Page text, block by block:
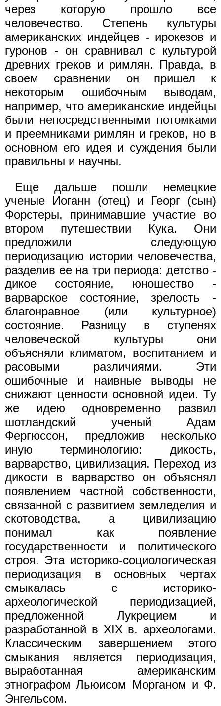
через которую прошло все
человечество. Степень культуры
американских индейцев - ирокезов и
гуронов - он сравнивал с культурой
древних греков и римлян. Правда, в
своем сравнении он пришел к
некоторым ошибочным выводам,
например, что американские индейцы
были непосредственными потомками
и преемниками римлян и греков, но в
основном его идея и суждения были
правильны и научны.
Еще дальше пошли немецкие
ученые Иоганн (отец) и Георг (сын)
Форстеры, принимавшие участие во
втором путешествии Кука. Они
предложили следующую
периодизацию истории человечества,
разделив ее на три периода: детство -
дикое состояние, юношество -
варварское состояние, зрелость -
благонравное (или культурное)
состояние. Разницу в ступенях
человеческой культуры они
объясняли климатом, воспитанием и
расовыми различиями. Эти
ошибочные и наивные выводы не
снижают ценности основной идеи. Ту
же идею одновременно развил
шотландский ученый Адам
Фергюссон, предложив несколько
иную терминологию: дикость,
варварство, цивилизация. Переход из
дикости в варварство он объяснял
появлением частной собственности,
связанной с развитием земледелия и
скотоводства, а цивилизацию
понимал как появление
государственности и политического
строя. Эта историко-социологическая
периодизация в основных чертах
смыкалась с историко-
археологической периодизацией,
предложенной Лукрецием и
разработанной в XIX в. археологами.
Классическим завершением этого
смыкания является периодизация,
выработанная американским
этнографом Льюисом Морганом и Ф.
Энгельсом.